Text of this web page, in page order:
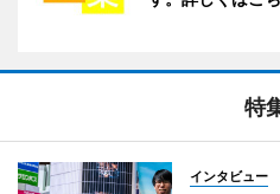
特
インタビュー